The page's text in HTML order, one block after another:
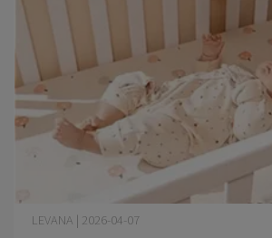
LEVANA | 2026-04-07